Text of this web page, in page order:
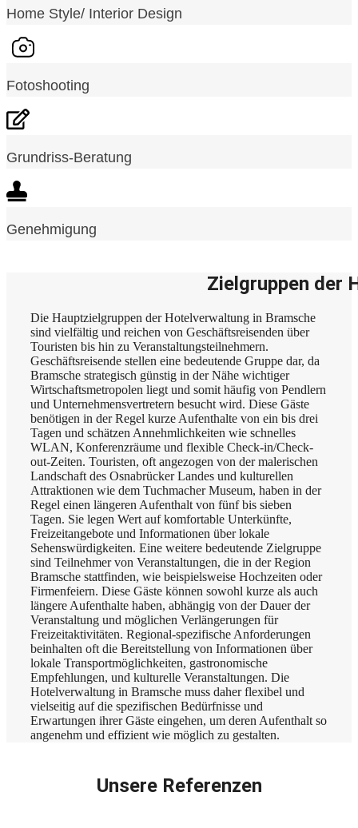
Home Style/ Interior Design
Fotoshooting
Grundriss-Beratung
Genehmigung
Zielgruppen der
Die Hauptzielgruppen der Hotelverwaltung in Bramsche
sind vielfältig und reichen von Geschäftsreisenden über
Touristen bis hin zu Veranstaltungsteilnehmern.
Geschäftsreisende stellen eine bedeutende Gruppe dar, da
Bramsche strategisch günstig in der Nähe wichtiger
Wirtschaftsmetropolen liegt und somit häufig von Pendlern
und Unternehmensvertretern besucht wird. Diese Gäste
benötigen in der Regel kurze Aufenthalte von ein bis drei
Tagen und schätzen Annehmlichkeiten wie schnelles
WLAN, Konferenzräume und flexible Check-in/Check-
out-Zeiten. Touristen, oft angezogen von der malerischen
Landschaft des Osnabrücker Landes und kulturellen
Attraktionen wie dem Tuchmacher Museum, haben in der
Regel einen längeren Aufenthalt von fünf bis sieben
Tagen. Sie legen Wert auf komfortable Unterkünfte,
Freizeitangebote und Informationen über lokale
Sehenswürdigkeiten. Eine weitere bedeutende Zielgruppe
sind Teilnehmer von Veranstaltungen, die in der Region
Bramsche stattfinden, wie beispielsweise Hochzeiten oder
Firmenfeiern. Diese Gäste können sowohl kurze als auch
längere Aufenthalte haben, abhängig von der Dauer der
Veranstaltung und möglichen Verlängerungen für
Freizeitaktivitäten. Regional-spezifische Anforderungen
beinhalten oft die Bereitstellung von Informationen über
lokale Transportmöglichkeiten, gastronomische
Empfehlungen, und kulturelle Veranstaltungen. Die
Hotelverwaltung in Bramsche muss daher flexibel und
vielseitig auf die spezifischen Bedürfnisse und
Erwartungen ihrer Gäste eingehen, um deren Aufenthalt so
angenehm und effizient wie möglich zu gestalten.
Unsere Referenzen